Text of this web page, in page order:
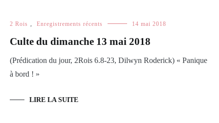
2 Rois , Enregistrements récents 14 mai 2018
Culte du dimanche 13 mai 2018
(Prédication du jour, 2Rois 6.8-23, Dilwyn Roderick) « Panique
à bord ! »
LIRE LA SUITE